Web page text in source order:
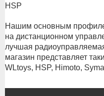
HSP
Нашим основным
на дистанционном
лучшая
магазин представляет
WLtoys, HSP, Himoto,